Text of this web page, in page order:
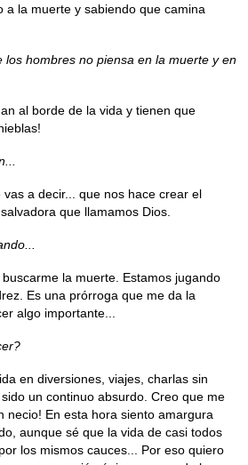
a la muerte y sabiendo que camina
los hombres no piensa en la muerte y en
al borde de la vida y tienen que
vas a decir... que nos hace crear el
que llamamos Dios.
la muerte. Estamos jugando
Es una prórroga que me da la
algo importante...
en diversiones, viajes, charlas sin
un continuo absurdo. Creo que me
necio! En esta hora siento amargura
aunque sé que la vida de casi todos
los mismos cauces... Por eso quiero